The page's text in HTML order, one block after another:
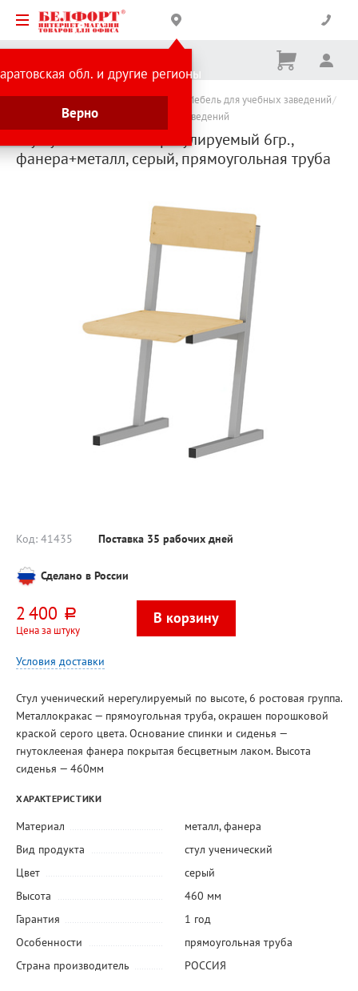
обл. и другие регионы
Верно
Корзина
Ничего
Каталог товаров Товары для школы
Мебель для учебных заведений
Мебель для школ и других учебных заведений
Стул ученический нерегулируемый 6гр.,
фанера+металл, серый, прямоугольная труба
Код: 41435 Поставка 35 рабочих дней
Сделано в России
2 400 руб.
Цена за штуку
Условия доставки
Стул ученический нерегулируемый по высоте, 6 ростовая группа.
Металлокракас — прямоугольная труба, окрашен порошковой
краской серого цвета. Основание спинки и сиденья —
гнутоклееная фанера покрытая бесцветным лаком. Высота
сиденья — 460мм
ХАРАКТЕРИСТИКИ
Материал металл,фанера
Вид продукта
стул ученический
Цвет
серый
Высота
460 мм
Гарантия
1 год
Особенности
прямоугольная труба
Страна производитель
РОССИЯ